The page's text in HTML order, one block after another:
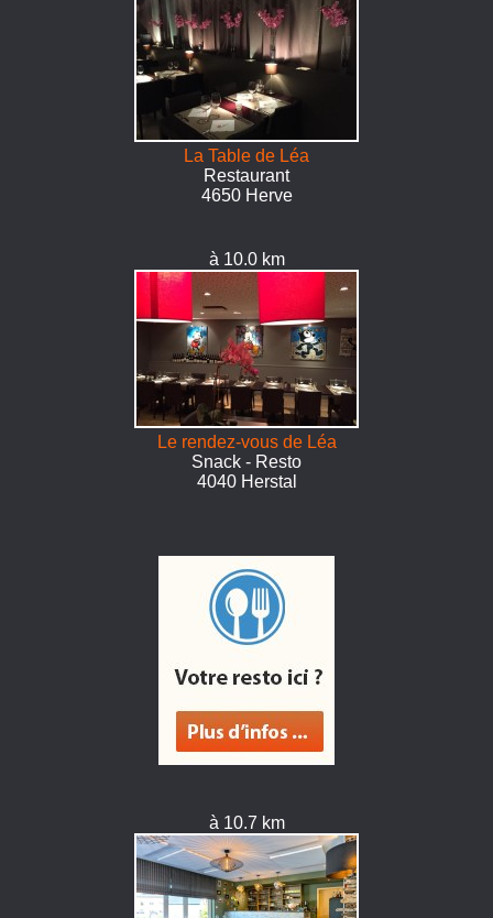
La Table de Léa
Restaurant
4650 Herve
à 10.0 km
Le rendez-vous de Léa
Snack - Resto
4040 Herstal
à 10.7 km